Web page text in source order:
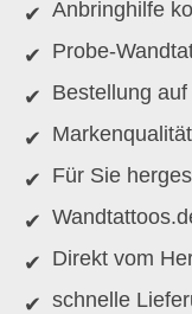
Anbringhilfe
Probe-
Bestellung
Für Sie
Direkt vom
schnelle